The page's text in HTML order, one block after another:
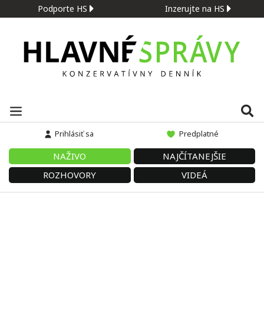
Podporte HS Inzerujte na HS
Prihlásiť sa Predplatné
NAŽIVO
NAJČÍTANEJŠIE
ROZHOVORY
VIDEÁ